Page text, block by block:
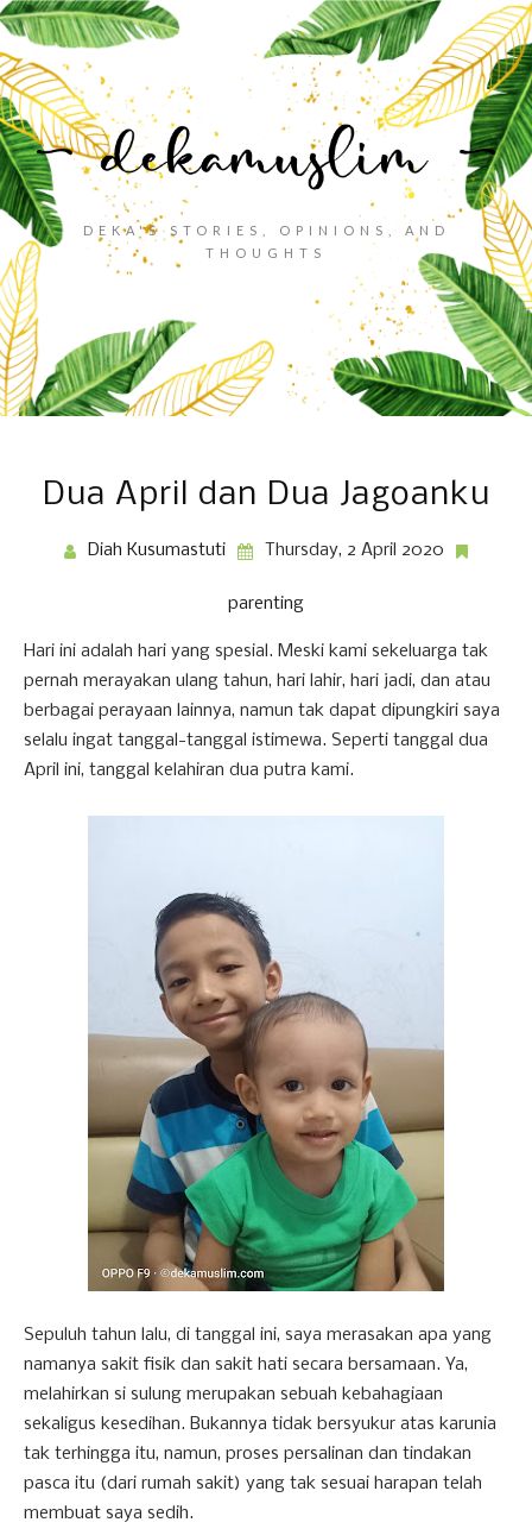
DEKA'S STORIES, OPINIONS, AND
THOUGHTS
Dua April dan Dua Jagoanku
Diah Kusumastuti Thursday, 2 April 2020
parenting
Hari ini adalah hari yang spesial. Meski kami sekeluarga tak
pernah merayakan ulang tahun, hari lahir, hari jadi, dan atau
berbagai perayaan lainnya, namun tak dapat dipungkiri saya
selalu ingat tanggal-tanggal istimewa. Seperti tanggal dua
April ini, tanggal kelahiran dua putra kami.
Sepuluh tahun lalu, di tanggal ini, saya merasakan apa yang
namanya sakit fisik dan sakit hati secara bersamaan. Ya,
melahirkan si sulung merupakan sebuah kebahagiaan
sekaligus kesedihan. Bukannya tidak bersyukur atas karunia
tak terhingga itu, namun, proses persalinan dan tindakan
pasca itu (dari rumah sakit) yang tak sesuai harapan telah
membuat saya sedih.